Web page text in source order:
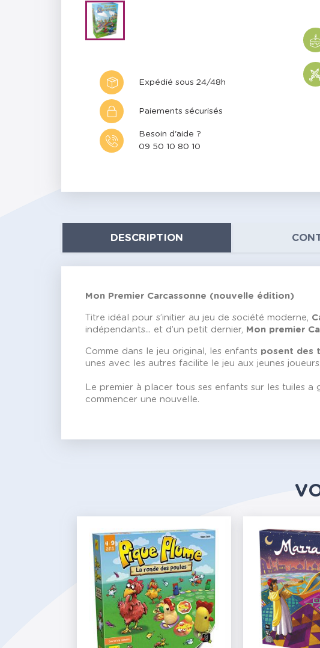
Expédié sous 24/48h
Paiements sécurisés
Besoin d'aide ?
09 50 10 80 10
DESCRIPTION
Mon Premier Carcassonne (nouvelle édition)
Titre idéal pour s’initier au jeu de société moderne,
indépendants... et d’un petit dernier, Mon premier
Comme dans le jeu original, les enfants posent des
unes avec les autres facilite le jeu aux jeunes
Le premier à placer tous ses enfants sur les tuiles a
commencer une nouvelle.